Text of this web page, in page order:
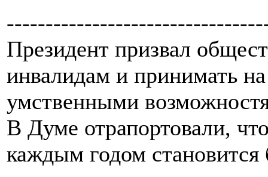
Президент призвал
инвалидам и принимать
умственными
В Думе отрапортовали,
каждым годом становится